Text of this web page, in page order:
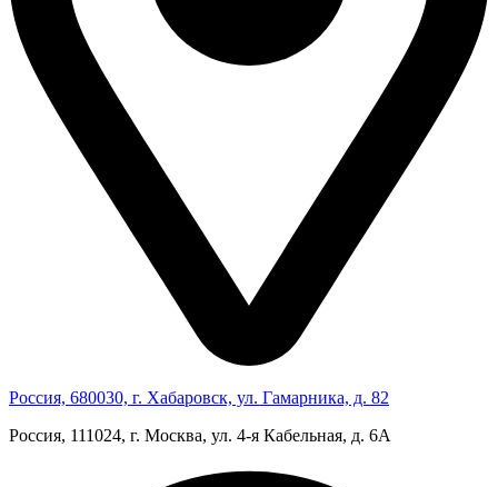
Россия, 680030, г. Хабаровск, ул. Гамарника, д. 82
Россия, 111024, г. Москва, ул. 4‑я Кабельная, д. 6А